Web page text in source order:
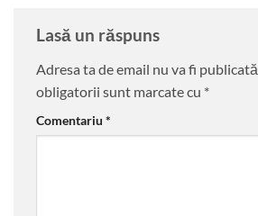
Lasă un răspuns
Adresa ta de email nu va fi publicată.
obligatorii sunt marcate cu *
Comentariu *